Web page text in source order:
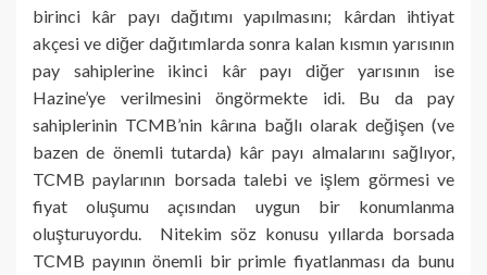
birinci kâr payı dağıtımı yapılmasını; kârdan ihtiyat
akçesi ve diğer dağıtımlarda sonra kalan kısmın yarısının
pay sahiplerine ikinci kâr payı diğer yarısının ise
Hazine’ye verilmesini öngörmekte idi. Bu da pay
sahiplerinin TCMB’nin kârına bağlı olarak değişen (ve
bazen de önemli tutarda) kâr payı almalarını sağlıyor,
TCMB paylarının borsada talebi ve işlem görmesi ve
fiyat oluşumu açısından uygun bir konumlanma
oluşturuyordu. Nitekim söz konusu yıllarda borsada
TCMB payının önemli bir primle fiyatlanması da bunu